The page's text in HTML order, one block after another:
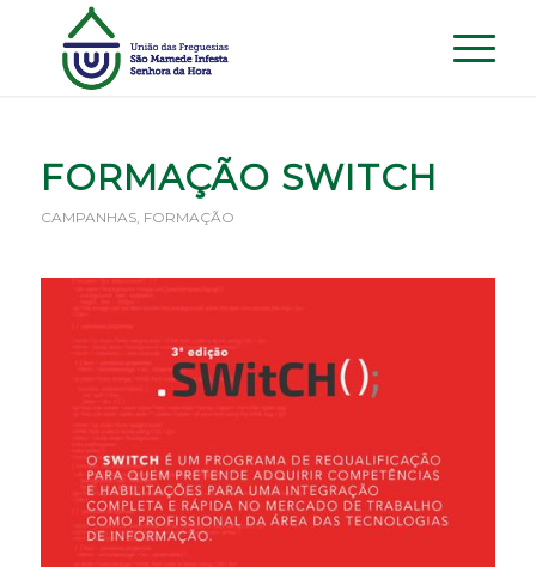
FORMAÇÃO SWITCH
CAMPANHAS, FORMAÇÃO